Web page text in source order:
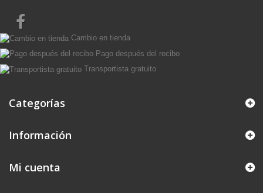
Cambio en tienda
Pago después del recibo
Transportista gratuito
Categorías
Información
Mi cuenta